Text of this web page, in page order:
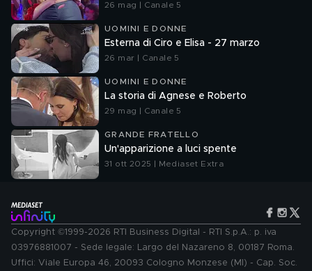
26 mag | Canale 5
UOMINI E DONNE
Esterna di Ciro e Elisa - 27 marzo
26 mar | Canale 5
UOMINI E DONNE
La storia di Agnese e Roberto
29 mag | Canale 5
GRANDE FRATELLO
Un'apparizione a luci spente
31 ott 2025 | Mediaset Extra
Copyright ©1999-2026 RTI Business Digital - RTI S.p.A.: p. iva
03976881007 - Sede legale: Largo del Nazareno 8, 00187 Roma.
Uffici: Viale Europa 46, 20093 Cologno Monzese (MI) - Cap. Soc.